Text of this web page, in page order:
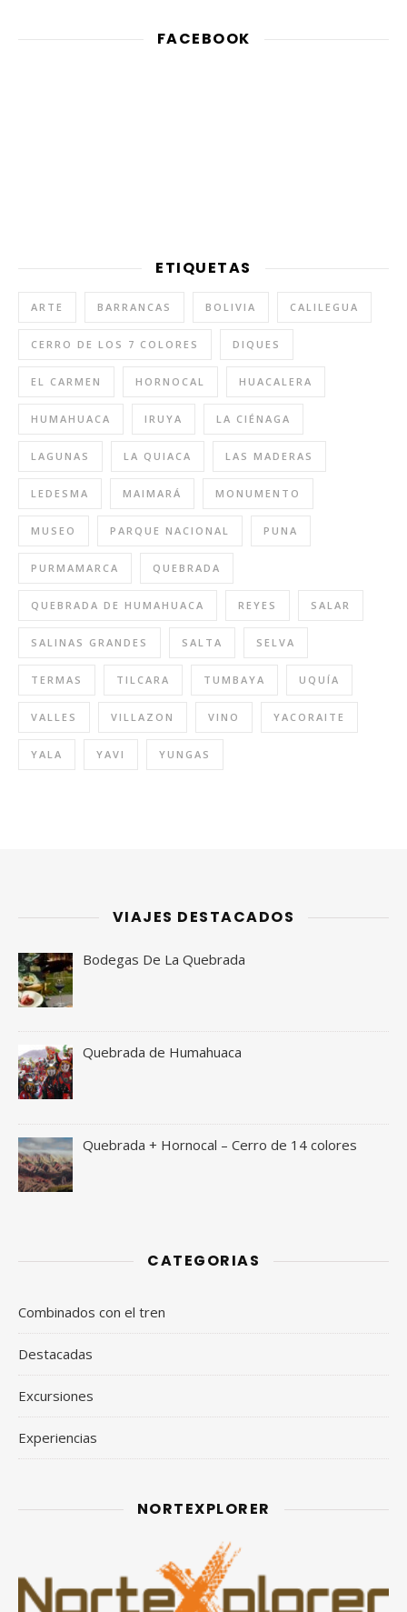
FACEBOOK
ETIQUETAS
ARTE BARRANCAS BOLIVIA CALILEGUA
CERRO DE LOS 7 COLORES DIQUES
EL CARMEN HORNOCAL HUACALERA
HUMAHUACA IRUYA LA CIÉNAGA
LAGUNAS LA QUIACA LAS MADERAS
LEDESMA MAIMARÁ MONUMENTO
MUSEO PARQUE NACIONAL PUNA
PURMAMARCA QUEBRADA
QUEBRADA DE HUMAHUACA REYES SALAR
SALINAS GRANDES SALTA SELVA
TERMAS TILCARA TUMBAYA UQUÍA
VALLES VILLAZON VINO YACORAITE
YALA YAVI YUNGAS
VIAJES DESTACADOS
Bodegas De La Quebrada
Quebrada de Humahuaca
Quebrada + Hornocal – Cerro de 14 colores
CATEGORIAS
Combinados con el tren
Destacadas
Excursiones
Experiencias
NORTEXPLORER